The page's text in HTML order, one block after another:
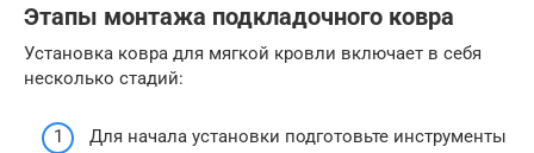
Этапы монтажа подкладочного ковра
Установка ковра для мягкой кровли включает в себя
несколько стадий:
Для начала установки подготовьте инструменты